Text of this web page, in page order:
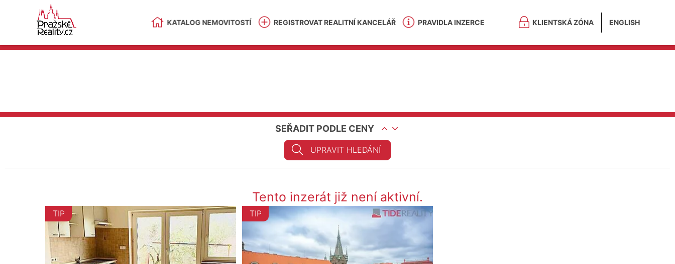
KATALOG NEMOVITOSTÍ REGISTROVAT REALITNÍ KANCELÁŘ PRAVIDLA INZERCE KLIENTSKÁ ZÓNA ENGLISH
SEŘADIT PODLE CENY
UPRAVIT HLEDÁNÍ
Tento inzerát již není aktivní.
TIP TIP